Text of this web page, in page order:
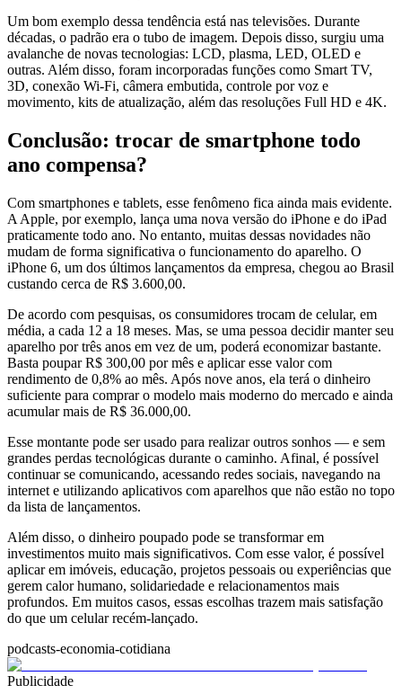
Um bom exemplo dessa tendência está nas televisões. Durante
décadas, o padrão era o tubo de imagem. Depois disso, surgiu uma
avalanche de novas tecnologias: LCD, plasma, LED, OLED e
outras. Além disso, foram incorporadas funções como Smart TV,
3D, conexão Wi-Fi, câmera embutida, controle por voz e
movimento, kits de atualização, além das resoluções Full HD e 4K.
Conclusão: trocar de smartphone todo
ano compensa?
Com smartphones e tablets, esse fenômeno fica ainda mais evidente.
A Apple, por exemplo, lança uma nova versão do iPhone e do iPad
praticamente todo ano. No entanto, muitas dessas novidades não
mudam de forma significativa o funcionamento do aparelho. O
iPhone 6, um dos últimos lançamentos da empresa, chegou ao Brasil
custando cerca de R$ 3.600,00.
De acordo com pesquisas, os consumidores trocam de celular, em
média, a cada 12 a 18 meses. Mas, se uma pessoa decidir manter seu
aparelho por três anos em vez de um, poderá economizar bastante.
Basta poupar R$ 300,00 por mês e aplicar esse valor com
rendimento de 0,8% ao mês. Após nove anos, ela terá o dinheiro
suficiente para comprar o modelo mais moderno do mercado e ainda
acumular mais de R$ 36.000,00.
Esse montante pode ser usado para realizar outros sonhos — e sem
grandes perdas tecnológicas durante o caminho. Afinal, é possível
continuar se comunicando, acessando redes sociais, navegando na
internet e utilizando aplicativos com aparelhos que não estão no topo
da lista de lançamentos.
Além disso, o dinheiro poupado pode se transformar em
investimentos muito mais significativos. Com esse valor, é possível
aplicar em imóveis, educação, projetos pessoais ou experiências que
gerem calor humano, solidariedade e relacionamentos mais
profundos. Em muitos casos, essas escolhas trazem mais satisfação
do que um celular recém-lançado.
podcasts-economia-cotidiana
Publicidade